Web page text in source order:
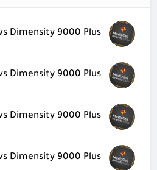
Dimensity 9000 Plus